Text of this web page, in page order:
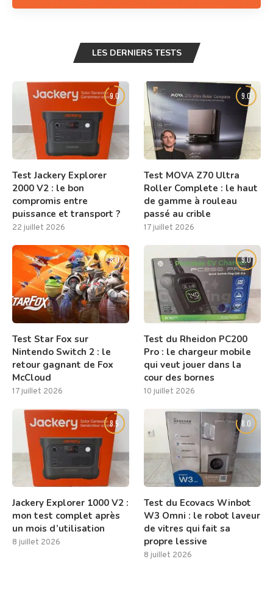
LES DERNIERS TESTS
9.0
Test Jackery Explorer
2000 V2 : le bon
compromis entre
puissance et transport ?
22 juillet 2026
9.0
Test MOVA Z70 Ultra
Roller Complete : le haut
de gamme à rouleau
passé au crible
17 juillet 2026
8.0
Test Star Fox sur
Nintendo Switch 2 : le
retour gagnant de Fox
McCloud
17 juillet 2026
9.0
Test du Rheidon PC200
Pro : le chargeur mobile
qui veut jouer dans la
cour des bornes
10 juillet 2026
8.5
Jackery Explorer 1000 V2 :
mon test complet après
un mois d’utilisation
8 juillet 2026
8.0
Test du Ecovacs Winbot
W3 Omni : le robot laveur
de vitres qui fait sa
propre lessive
8 juillet 2026